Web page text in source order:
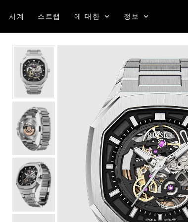
시계 스트랩 에 대한 정보